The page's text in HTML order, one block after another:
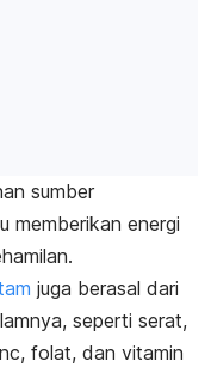
sumber
memberikan energi
juga berasal dari
seperti serat,
, folat, dan vitamin